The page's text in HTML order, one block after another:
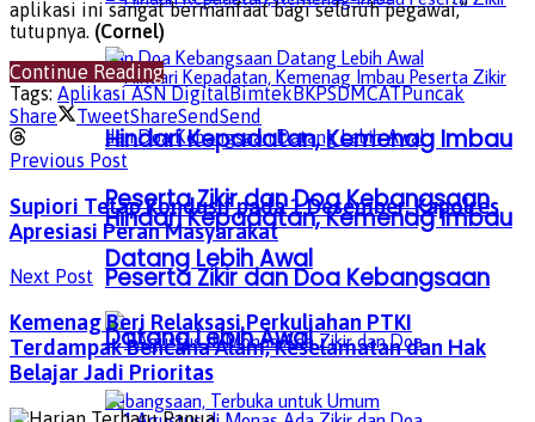
Hindari Kepadatan, Kemenag Imbau
Peserta Zikir dan Doa Kebangsaan
Datang Lebih Awal
Hindari Kepadatan, Kemenag Imbau
Peserta Zikir dan Doa Kebangsaan
Datang Lebih Awal
aplikasi ini sangat bermanfaat bagi seluruh pegawai,”
tutupnya. (Cornel)
Continue Reading
Tags: Aplikasi ASN DigitalBimtekBKPSDMCATPuncak
Share
TweetShareSendSend
Previous Post
Supiori Tetap Kondusif pada 1 Desember, Kapolres
Apresiasi Peran Masyarakat
Next Post
Kemenag Beri Relaksasi Perkuliahan PTKI
Terdampak Bencana Alam, Keselamatan dan Hak
Belajar Jadi Prioritas